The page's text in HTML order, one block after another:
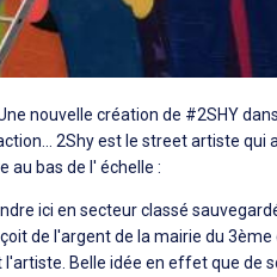
nouvelle création de #2SHY
2Shy est le street artiste qui
au bas de l' échelle :
ici en secteur classé
de l'argent de la mairie du 3ème
Belle idée en effet que de